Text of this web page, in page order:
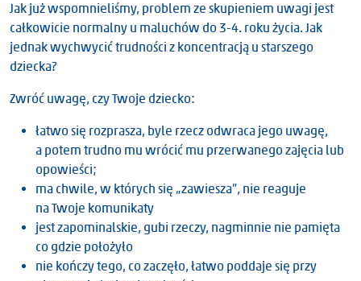
Jak już wspomnieliśmy, problem ze skupieniem uwagi jest
całkowicie normalny u maluchów do 3-4. roku życia. Jak
jednak wychwycić trudności z koncentracją u starszego
dziecka?
Zwróć uwagę, czy Twoje dziecko:
łatwo się rozprasza, byle rzecz odwraca jego uwagę,
a potem trudno mu wrócić mu przerwanego zajęcia lub
opowieści;
ma chwile, w których się „zawiesza”, nie reaguje
na Twoje komunikaty
jest zapominalskie, gubi rzeczy, nagminnie nie pamięta
co gdzie położyło
nie kończy tego, co zaczęło, łatwo poddaje się przy